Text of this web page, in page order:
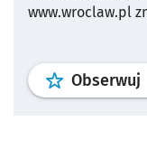
www.wroclaw.pl
Obserwuj